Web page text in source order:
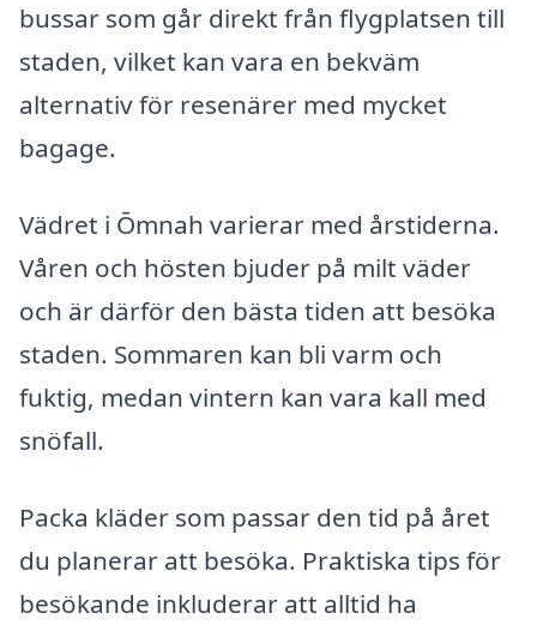
bussar som går direkt från flygplatsen till
staden, vilket kan vara en bekväm
alternativ för resenärer med mycket
bagage.
Vädret i Ōmnah varierar med årstiderna.
Våren och hösten bjuder på milt väder
och är därför den bästa tiden att besöka
staden. Sommaren kan bli varm och
fuktig, medan vintern kan vara kall med
snöfall.
Packa kläder som passar den tid på året
du planerar att besöka. Praktiska tips för
besökande inkluderar att alltid ha